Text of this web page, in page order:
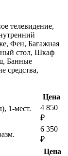
телевидение,
Фен, Багажная
стол, Шкаф
Банные
средства,
Цена
1-мест.
4 850
₽
6 350
₽
Цена